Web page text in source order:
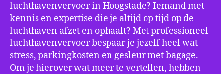
luchthavenvervoer in Hoogstade? Iemand met
kennis en expertise die je altijd op tijd op de
luchthaven afzet en ophaalt? Met professioneel
luchthavenvervoer bespaar je jezelf heel wat
stress, parkingkosten en gesleur met bagage.
Om je hierover wat meer te vertellen, hebben